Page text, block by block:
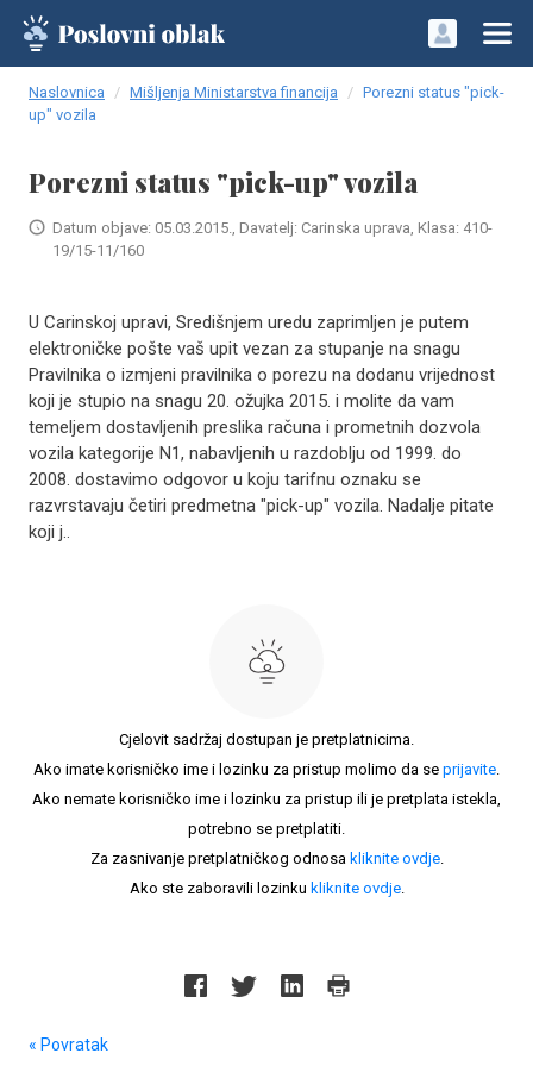
Naslovnica Mišljenja Ministarstva financija
Porezni status "pick-
up" vozila
Porezni status "pick-up" vozila
Datum objave: 05.03.2015., Davatelj: Carinska uprava, Klasa: 410-
19/15-11/160
U Carinskoj upravi, Središnjem uredu zaprimljen je putem
elektroničke pošte vaš upit vezan za stupanje na snagu
Pravilnika o izmjeni pravilnika o porezu na dodanu vrijednost
koji je stupio na snagu 20. ožujka 2015. i molite da vam
temeljem dostavljenih preslika računa i prometnih dozvola
vozila kategorije N1, nabavljenih u razdoblju od 1999. do
2008. dostavimo odgovor u koju tarifnu oznaku se
razvrstavaju četiri predmetna "pick-up" vozila. Nadalje pitate
koji j..
Cjelovit sadržaj dostupan je pretplatnicima.
Ako imate korisničko ime i lozinku za pristup molimo da se prijavite.
Ako nemate korisničko ime i lozinku za pristup ili je pretplata istekla,
potrebno se pretplatiti.
Za zasnivanje pretplatničkog odnosa kliknite ovdje.
Ako ste zaboravili lozinku kliknite ovdje.
« Povratak